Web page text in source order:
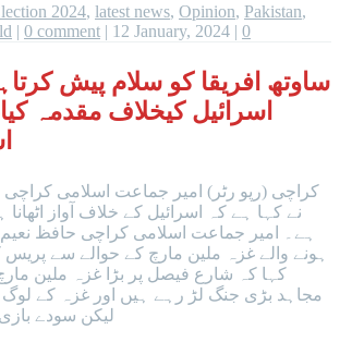
2024, latest news, Opinion, Pakistan,
| 0 comment | 12 January, 2024 | 0
ساوتھ افریقا کو سلام پیش
اسرائیل کیخلاف مقدمہ
کراچی (رپو رٹر) امیر جماعت اسلامی کراچی
نے کہا ہے کہ اسرائیل کے خلاف آواز اٹھانا
ہے۔ امیر جماعت اسلامی کراچی حافظ نعیم
ہونے والے غزہ ملین مارچ کے حوالے سے
کہا کہ شارع فیصل پر بڑا غزہ ملین
مجاہد بڑی جنگ لڑ رہے ہیں اور غزہ کے لوگ
لیکن سودے بازی